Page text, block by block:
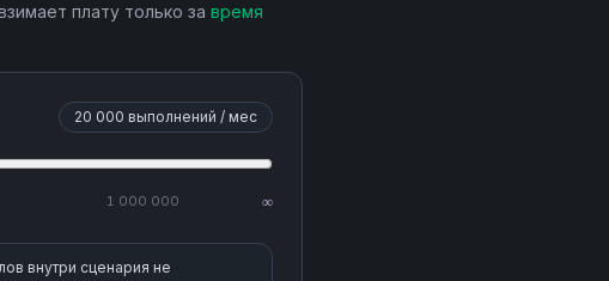
плату только за время
20 000 выполнений / мес
1 000 000 ∞
внутри сценария не